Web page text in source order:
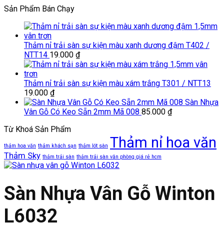
Sản Phẩm Bán Chạy
Thảm nỉ trải sàn sự kiện màu xanh dương đậm T402 /
NTT14 19.000 ₫
Thảm nỉ trải sàn sự kiện màu xám trắng T301 / NTT13
19.000 ₫
Sàn Nhựa
Vân Gỗ Có Keo Sẵn 2mm Mã 008 85.000 ₫
Từ Khoá Sản Phẩm
thảm hoa văn thảm khách sạn thảm lót sàn Thảm nỉ hoa văn
Thảm Sky thảm trải sàn thảm trải sàn văn phòng giá rẻ hcm
Sàn Nhựa Vân Gỗ Winton
L6032